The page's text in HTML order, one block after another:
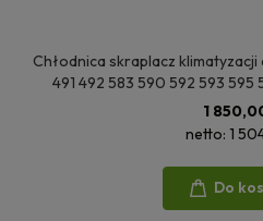
Chłodnica skraplacz klimatyzacji
491 492 583 590 592 593 595
8220 8240 8245
1
netto: 1
Do